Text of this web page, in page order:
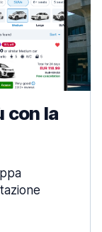
con la